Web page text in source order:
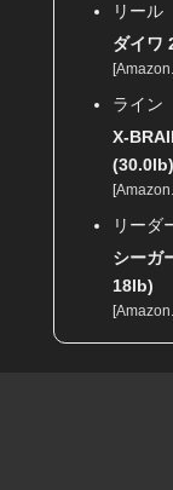
リール
ダイワ
[
ライン
X-
[
リーダ
シーガ
18lb)
[